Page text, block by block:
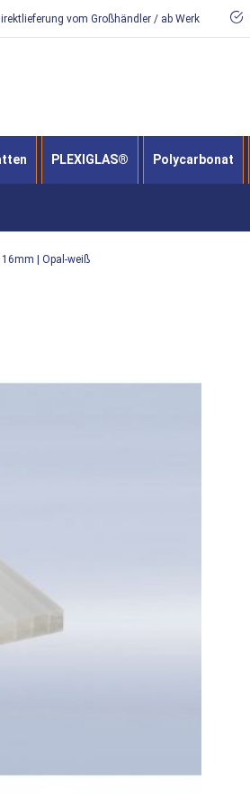
vom Großhändler / ab Werk
PLEXIGLAS® Polycarbonat
| Opal-weiß